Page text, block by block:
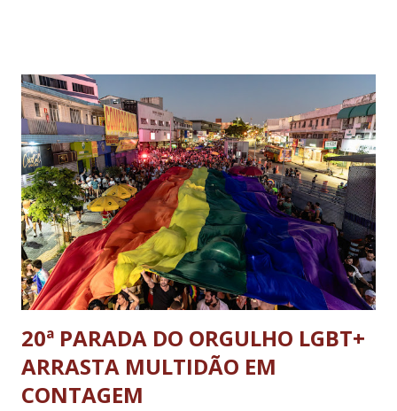
Segurança Institucional (GSI); o tenente-coronel Mauro Cid,
ex-ajudante de ordens de Bolsonaro (réu-colaborador); o ex-
presidente da República Jair Bolsonaro; o general Paulo
Sérgio Nogueira, ex-ministro da Defesa; e o general da
reserva Walter Braga Netto, ex-ministro da Casa Civil e da
Defesa. A acusação envolveu os crimes de tentativa de
abolição violenta do Estado Democrático de Direito, golpe de
E...
20ª PARADA DO ORGULHO LGBT+
ARRASTA MULTIDÃO EM
CONTAGEM